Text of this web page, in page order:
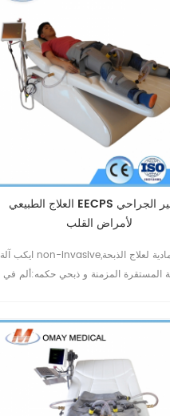
العلاج الطبيعي EECPS آلة غير الجراحي
لأمراض القلب
ايكب آلة non-invasive,مؤلم,المادية لعلاج الذبحة
المستقرة المزمنة و ذبحي حكمه:ألم في
والأوعية الدموية مثل اختلال البطين
السكري,الأمراض الدماغية الوعائية
وأمراض الأوعية الدموية الطرفية. ECP العلاج قد
فوائد طويلة بعد الانتهاء من العلاج.10